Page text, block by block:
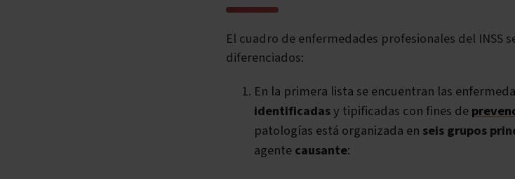
El cuadro de enfermedades profesionales del INSS
diferenciados:
En la primera lista se encuentran las
identificadasy tipificadas con fines de
patologías está organizada en seis grupos
agentecausante: